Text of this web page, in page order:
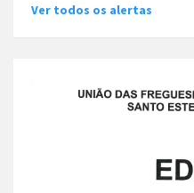
Ver todos os alertas